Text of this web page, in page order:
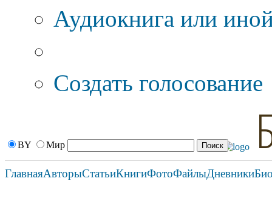
Аудиокнига или
Создать голосование
BY Мир
ГлавнаяАвторыСтатьиКнигиФотоФайлыДневники